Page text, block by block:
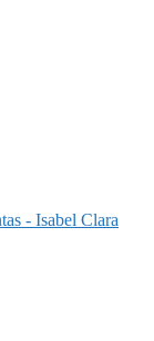
- Isabel Clara